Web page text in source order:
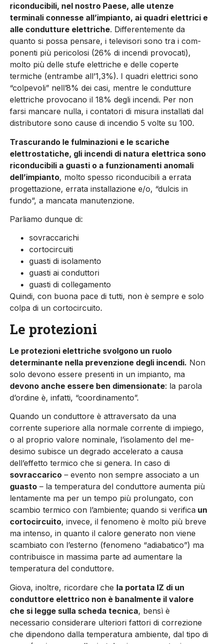
riconducibili, nel nostro Paese, alle utenze
terminali connesse all’impian­to, ai quadri elettrici e
alle condutture elettriche. Differentemente da
quanto si possa pensare, i televisori sono tra i com­
ponenti più pericolosi (26% di incen­di provocati),
molto più delle stufe elettriche e delle coperte
termiche (entrambe all’1,3%). I quadri elettrici sono
“colpevoli” nell’8% dei casi, men­tre le condutture
elettriche provocano il 18% degli incendi. Per non
farsi mancare nulla, i contato­ri di misura installati dal
distributore sono cause di incendio 5 volte su 100.
Trascurando le fulminazioni e le scariche
elettrostatiche, gli incendi di natura elettrica sono
riconducibili a guasti o a funzionamenti anomali
dell’impianto, molto spesso ricondu­cibili a errata
progettazione, errata installazione e/o, “dulcis in
fundo”, a mancata manutenzione.
Parliamo dunque di:
sovraccarichi
cortocircuiti
guasti di isolamento
guasti ai conduttori
guasti di collegamento
Quindi, con buona pace di tutti, non è sempre e solo
colpa di un cortocir­cuito.
Le protezioni
Le protezioni elettriche svolgono un ruolo
determinante nella prevenzione degli incendi. Non
solo devono essere presenti in un impianto, ma
devono anche essere ben dimensionate: la parola
d’ordine è, infatti, “coordinamento”.
Quando un conduttore è attraversato da una
corrente superiore alla nor­male corrente di impiego,
o al proprio valore nominale, l’isolamento del me­
desimo subisce un degrado accelera­to a causa
dell’effetto termico che si genera. In caso di
sovraccarico – evento non sempre associato a un
guasto – la temperatura del conduttore aumen­ta più
lentamente ma per un tempo più prolungato, con
scambio termico con l’ambiente; quando si verifica un
cortocircuito, invece, il fenomeno è molto più breve
ma intenso, in quanto il calore generato non viene
scambia­to con l’esterno (fenomeno “adiaba­tico”) ma
contribuisce in massima parte ad aumentare la
temperatura del conduttore.
Giova, inoltre, ricordare che la porta­ta IZ di un
conduttore elettrico non è banalmente il valore
che si legge sul­la scheda tecnica, bensì è
necessario considerare ulteriori fattori di corre­zione
che dipendono dalla tempera­tura ambiente, dal tipo di